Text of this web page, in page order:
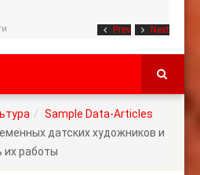
Prev Next
Sample Data-Articles
датских художников и
их работы